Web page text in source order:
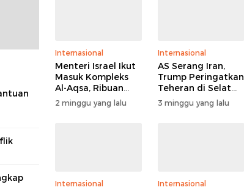
Internasional
Menteri Israel Ikut
Masuk Kompleks
Al-Aqsa, Ribuan
Massa Yahudi Gelar
Ritual di Tengah
2 minggu yang lalu
Internasional
AS Serang Iran,
Trump Peringatkan
Teheran di Selat
Hormuz
3 minggu yang lalu
Internasional Internasional